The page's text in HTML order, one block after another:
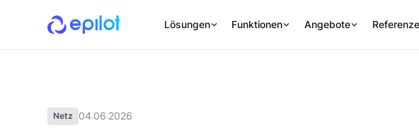
Lösungen Funktionen Angebote
Netz 04.06.2026